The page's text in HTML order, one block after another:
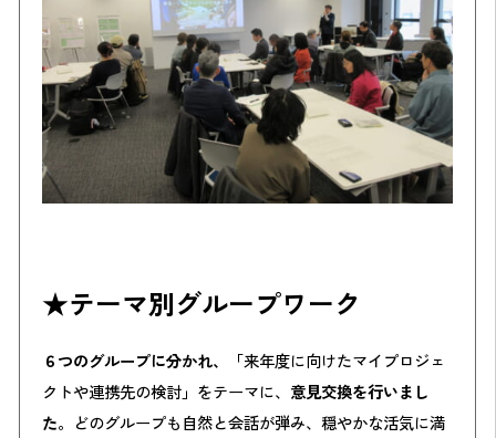
★テーマ別グループワーク
６つのグループに分かれ、「来年度に向けたマイプロジェ
クトや連携先の検討」 をテーマに、 意見交換を行いまし
た。 どのグループも自然と会話が弾み、穏やかな活気に満